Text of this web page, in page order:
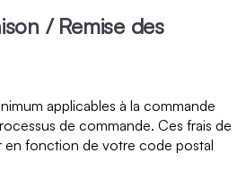
/ Remise des
applicables à la commande
de commande. Ces frais de
en fonction de votre code postal